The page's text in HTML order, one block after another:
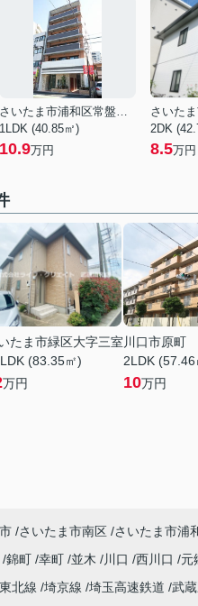
1LDK (40.85㎡)
10.9万円
2DK
8.5万円
たま市緑区大字三室
(83.35㎡)
万円
川口市原町
2LDK (57.46
10万円
さいたま市南区 さいたま市浦
錦町 幸町 並木 川口 西川口 元
北線 埼京線 埼玉高速鉄道 武